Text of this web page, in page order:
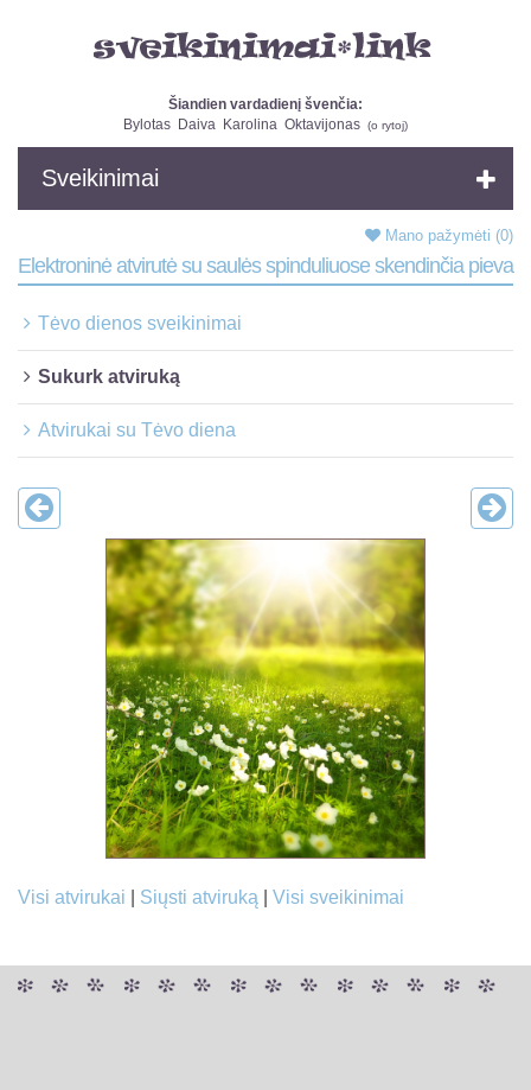
Šiandien vardadienį švenčia:
Bylotas Daiva Karolina Oktavijonas (o rytoj)
Sveikinimai
Mano pažymėti (0)
Elektroninė atvirutė su saulės spinduliuose skendinčia pieva
Tėvo dienos sveikinimai
Sukurk atviruką
Atvirukai su Tėvo diena
Visi atvirukai Siųsti atviruką Visi sveikinimai